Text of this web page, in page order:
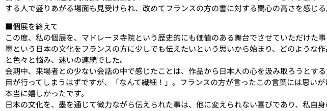
する人で盛りあがる場面も見受けられ、改めてフランスの方の書に対する関心の高さを感じる
■個展を終えて
この度、私の個展を、マドレーヌ寺院という歴史的にも価値のある舞台でさせていただけた事
墨という日本の文化をフランスの方に少しでも伝えたいという思いから始まり、どのような
と色々と悩み、迷いの連続でした。
会期中、来場者との少ない会話の中で感じたことは、作品から日本人の心を汲み取ろうとす
目が行ってしまうはずですが、「なんて繊細！」。フランスの方が言ったこの言葉には思い
本当に嬉しかったです。
日本の文化を、墨を通じて微力ながら伝えられた事は、他に変えられない喜びであり、私自身